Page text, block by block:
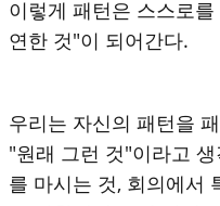
이렇게 패턴은 스스로
연한 것"이 되어간다.
우리는 자신의 패턴을
"원래 그런 것"이라고
를 마시는 것, 회의에서